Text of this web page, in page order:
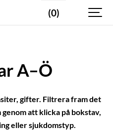
(0)
A–Ö
gifter. Filtrera fram det
att klicka på bokstav,
eller sjukdomstyp.